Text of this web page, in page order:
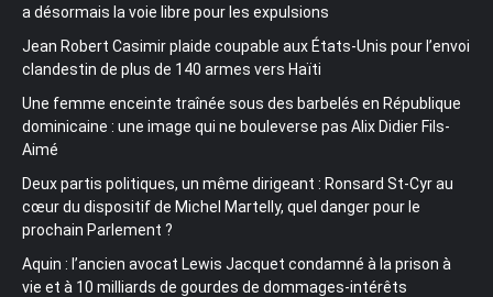
a désormais la voie libre pour les expulsions
Jean Robert Casimir plaide coupable aux États-Unis pour l’envoi
clandestin de plus de 140 armes vers Haïti
Une femme enceinte traînée sous des barbelés en République
dominicaine : une image qui ne bouleverse pas Alix Didier Fils-
Aimé
Deux partis politiques, un même dirigeant : Ronsard St-Cyr au
cœur du dispositif de Michel Martelly, quel danger pour le
prochain Parlement ?
Aquin : l’ancien avocat Lewis Jacquet condamné à la prison à
vie et à 10 milliards de gourdes de dommages-intérêts